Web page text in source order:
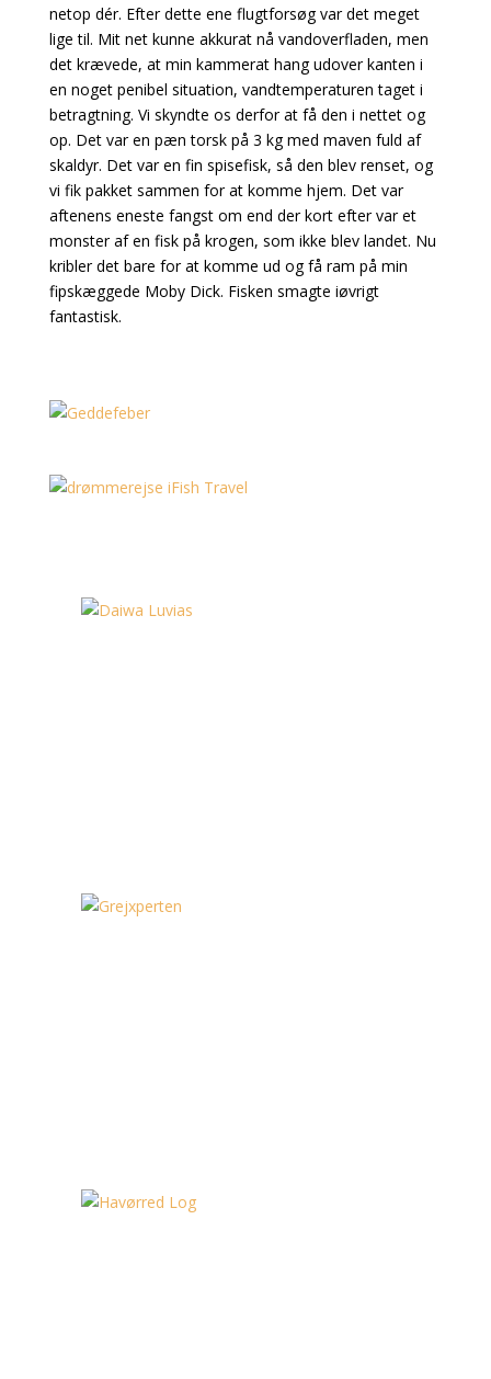
netop dér. Efter dette ene flugtforsøg var det meget
lige til. Mit net kunne akkurat nå vandoverfladen, men
det krævede, at min kammerat hang udover kanten i
en noget penibel situation, vandtemperaturen taget i
betragtning. Vi skyndte os derfor at få den i nettet og
op. Det var en pæn torsk på 3 kg med maven fuld af
skaldyr. Det var en fin spisefisk, så den blev renset, og
vi fik pakket sammen for at komme hjem. Det var
aftenens eneste fangst om end der kort efter var et
monster af en fisk på krogen, som ikke blev landet. Nu
kribler det bare for at komme ud og få ram på min
fipskæggede Moby Dick. Fisken smagte iøvrigt
fantastisk.